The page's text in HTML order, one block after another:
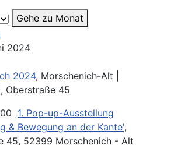
Gehe zu Monat
2024
2024, Morschenich-Alt |
Oberstraße 45
1. Pop-up-Ausstellung
& Bewegung an der Kante',
45, 52399 Morschenich - Alt